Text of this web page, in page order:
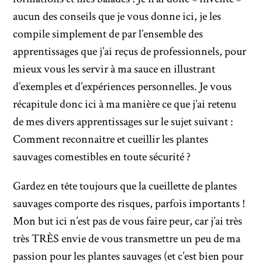
aucun des conseils que je vous donne ici, je les
compile simplement de par l’ensemble des
apprentissages que j’ai reçus de professionnels, pour
mieux vous les servir à ma sauce en illustrant
d’exemples et d’expériences personnelles. Je vous
récapitule donc ici à ma manière ce que j’ai retenu
de mes divers apprentissages sur le sujet suivant :
Comment reconnaître et cueillir les plantes
sauvages comestibles en toute sécurité ?
Gardez en tête toujours que la cueillette de plantes
sauvages comporte des risques, parfois importants !
Mon but ici n’est pas de vous faire peur, car j’ai très
très TRÈS envie de vous transmettre un peu de ma
passion pour les plantes sauvages (et c’est bien pour